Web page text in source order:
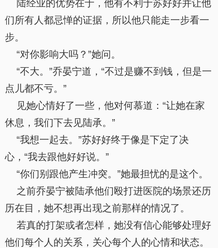
陆经业的优势在于，他有不利于苏好好并让他
们所有人都忌惮的证据，所以他只能走一步看一
步。
“对你影响大吗？”她问。
“不大。”乔晏宁道，“不过是赚不到钱，但是一
点儿都不亏。”
见她心情好了一些，他对何慕道：“让她在家
休息，我们下去见陆承。”
“我想一起去。”苏好好终于像是下定了决
心，“我去跟他好好说。”
“你们别跟他产生冲突。”她最担忧的是这个。
之前乔晏宁被陆承他们殴打进医院的场景还历
历在目，她不想再出现之前那样的情况了。
若真的打架或者怎样，她没有信心能够处理好
他们每个人的关系，关心每个人的心情和状态。